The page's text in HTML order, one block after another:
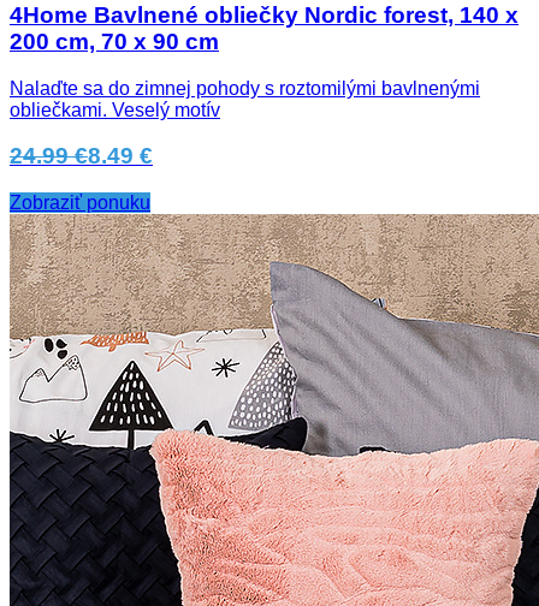
4Home Bavlnené obliečky Nordic forest, 140 x
200 cm, 70 x 90 cm
Nalaďte sa do zimnej pohody s roztomilými bavlnenými
obliečkami. Veselý motív
24.99 €8.49 €
Zobraziť ponuku